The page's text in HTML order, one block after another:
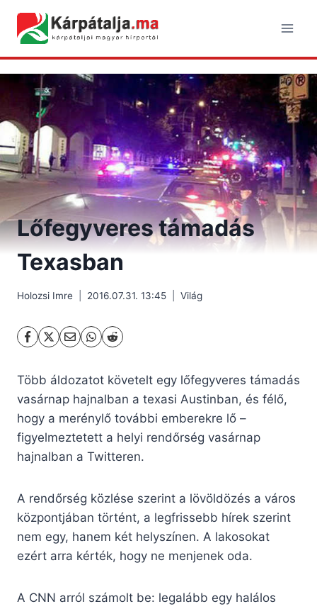
content
Lőfegyveres támadás
Texasban
Holozsi Imre 2016.07.31. 13:45 Világ
Több áldozatot követelt egy lőfegyveres támadás
vasárnap hajnalban a texasi Austinban, és félő,
hogy a merénylő további emberekre lő –
figyelmeztetett a helyi rendőrség vasárnap
hajnalban a Twitteren.
A rendőrség közlése szerint a lövöldözés a város
központjában történt, a legfrissebb hírek szerint
nem egy, hanem két helyszínen. A lakosokat
ezért arra kérték, hogy ne menjenek oda.
A CNN arról számolt be: legalább egy halálos